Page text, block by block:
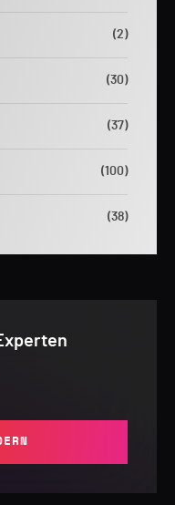
(2)
(30)
(37)
(100)
(38)